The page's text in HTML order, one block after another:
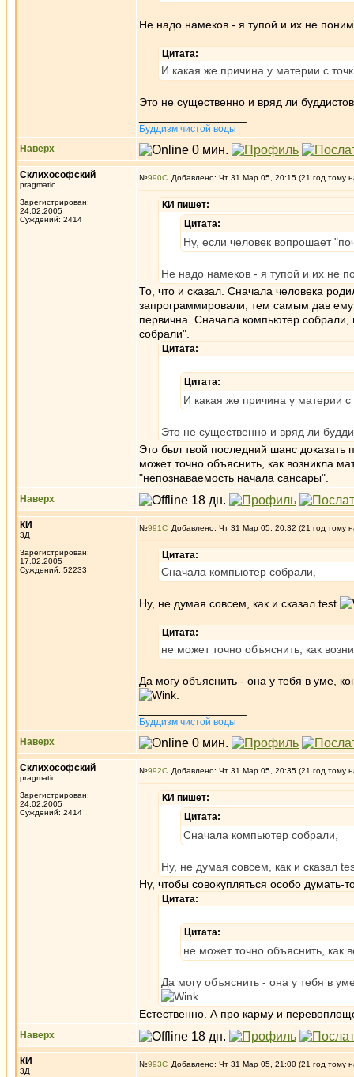
Не надо намеков - я тупой и их не
Цитата:
И какая же причина у материи с
Это не существенно и вряд ли
Буддизм чистой воды
Наверх
Склихософский
pragmatic
Зарегистрирован:
24.02.2005
Суждений: 2414
№990 Добавлено: Чт 31 Мар 05, 20:15 (21 год тому
КИ пишет:
Цитата:
Ну, если человек вопрошает
Не надо намеков - я тупой и их не
То, что и сказал. Сначала человека
запрограммировали, тем самым дав
первична. Сначала компьютер собрали,
собрали".
Цитата:
Цитата:
И какая же причина у материи
Это не существенно и вряд ли
Это был твой последний шанс
может точно объяснить, как возникла
"непознаваемость начала сансары".
Наверх
КИ
3Д
Зарегистрирован:
17.02.2005
Суждений: 52233
№991 Добавлено: Чт 31 Мар 05, 20:32 (21 год тому
Цитата:
Сначала компьютер собрали,
Ну, не думая совсем, как и сказал test
Цитата:
не может точно объяснить, как
Да могу объяснить - она у тебя в уме,
Буддизм чистой воды
Наверх
Склихософский
pragmatic
Зарегистрирован:
24.02.2005
Суждений: 2414
№992 Добавлено: Чт 31 Мар 05, 20:35 (21 год тому
КИ пишет:
Цитата:
Сначала компьютер собрали,
Ну, не думая совсем, как и сказал
Ну, чтобы совокупляться особо думать-
Цитата:
Цитата:
не может точно объяснить, как
Да могу объяснить - она у тебя в
Естественно. А про карму и
Наверх
КИ
3Д
№993 Добавлено: Чт 31 Мар 05, 21:00 (21 год тому